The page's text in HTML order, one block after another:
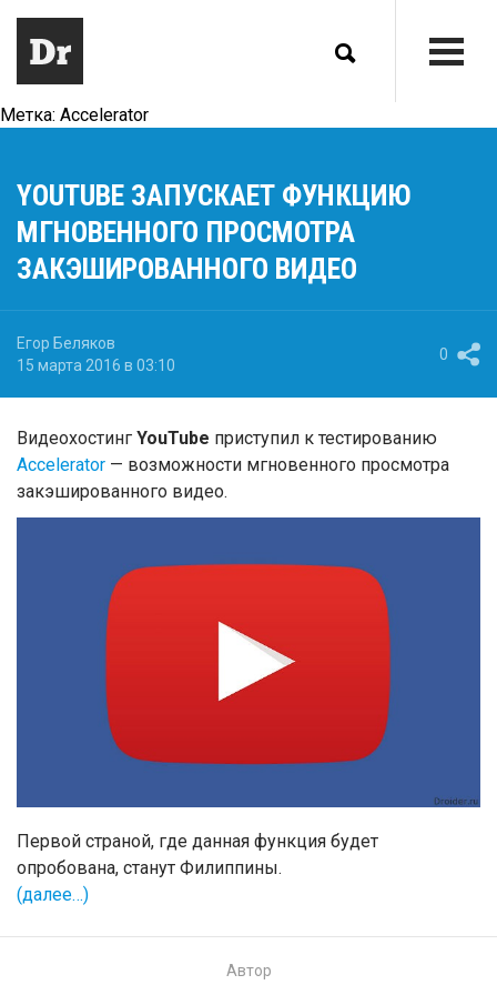
Метка: Accelerator
YOUTUBE ЗАПУСКАЕТ ФУНКЦИЮ
МГНОВЕННОГО ПРОСМОТРА
ЗАКЭШИРОВАННОГО ВИДЕО
Егор Беляков
15 марта 2016 в 03:10
0
Видеохостинг YouTube приступил к тестированию
Accelerator — возможности мгновенного просмотра
закэшированного видео.
Первой страной, где данная функция будет
опробована, станут Филиппины.
(далее…)
Автор